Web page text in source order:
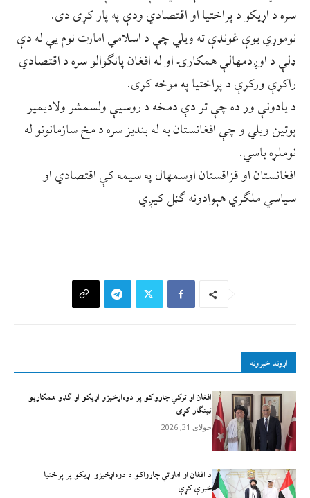
سره د اړیکو د پراختیا او اقتصادي ودې په پار کړی دی.
نوموړي یوې غونډې ته ویلي چې د اسلامي امارت نوم یې له دې
ډلې د اوږدمهالې همکارۍ او له افغان پانګوالو سره د اقتصادي
راکړې ورکړې د پراختیا په موخه کړی.
د یادونې وړ ده چې تر دې دمخه د روسیې ولسمشر ولادیمیر
پوتین ویلي و چې افغانستان به له بندیز سره د مخ سازمانونو له
نوملړه باسي.
افغانستان او قزاقستان اوسمهال په سیمه کې اقتصادي او
سیاسي ملګري هېوادونه ګڼل کیږي
اړوند خبرونه
افغان او ترکي چارواکو پر دوه‌اړخیزو اړيکو او ګډو همکاريو
ټينګار کړی
جولای 31, 2026
د افغان او اماراتي چارواکو د دوه‌اړخیزو اړیکو پر پراختیا
خبرې کړې